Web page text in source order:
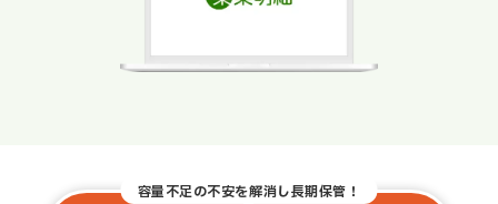
容量不足の不安を解消し長期保管！